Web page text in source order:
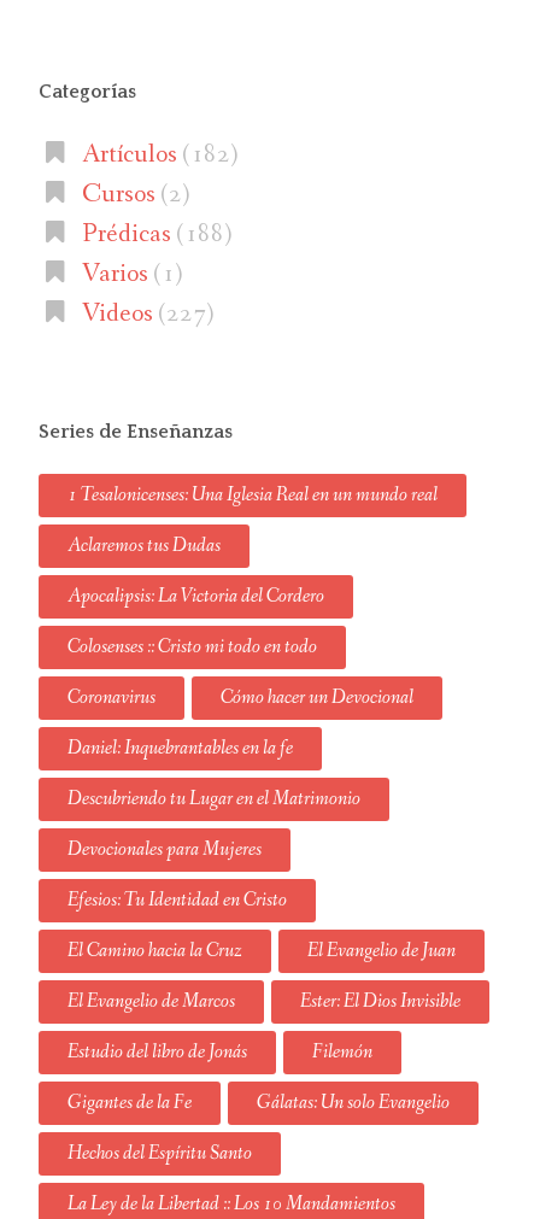
Categorías
Artículos (182)
Cursos (2)
Prédicas (188)
Varios (1)
Videos (227)
Series de Enseñanzas
1 Tesalonicenses: Una Iglesia Real en un mundo real
Aclaremos tus Dudas
Apocalipsis: La Victoria del Cordero
Colosenses :: Cristo mi todo en todo
Coronavirus
Cómo hacer un Devocional
Daniel: Inquebrantables en la fe
Descubriendo tu Lugar en el Matrimonio
Devocionales para Mujeres
Efesios: Tu Identidad en Cristo
El Camino hacia la Cruz
El Evangelio de Juan
El Evangelio de Marcos
Ester: El Dios Invisible
Estudio del libro de Jonás
Filemón
Gigantes de la Fe
Gálatas: Un solo Evangelio
Hechos del Espíritu Santo
La Ley de la Libertad :: Los 10 Mandamientos